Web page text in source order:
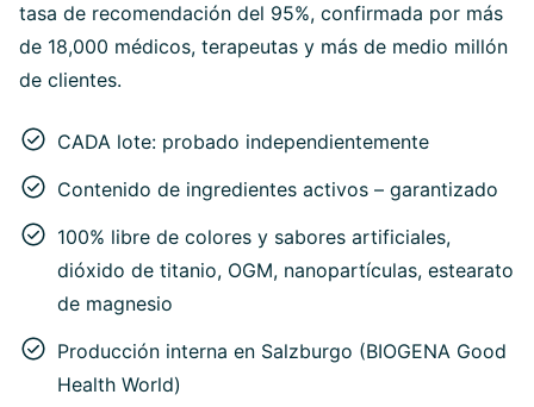
tasa de recomendación del 95%, confirmada por más
de 18,000 médicos, terapeutas y más de medio millón
de clientes.
CADA lote: probado independientemente
Contenido de ingredientes activos – garantizado
100% libre de colores y sabores artificiales,
dióxido de titanio, OGM, nanopartículas, estearato
de magnesio
Producción interna en Salzburgo (BIOGENA Good
Health World)